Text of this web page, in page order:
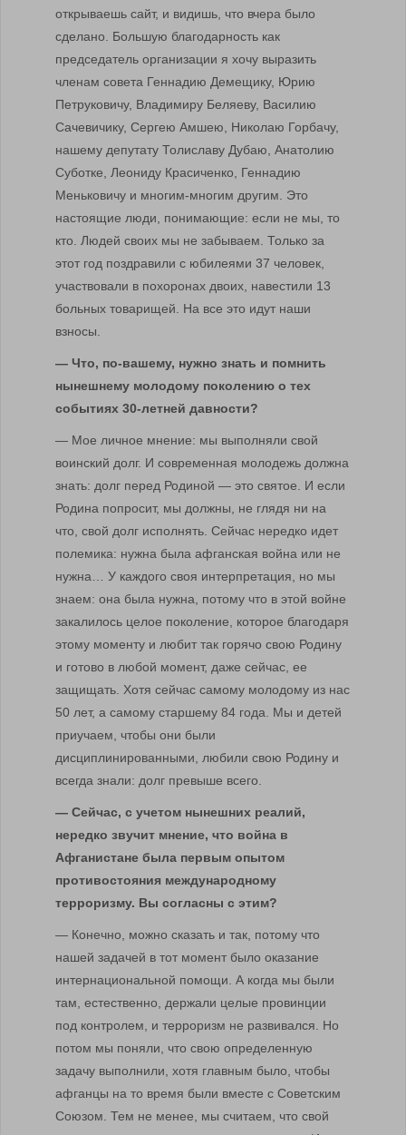
открываешь сайт, и видишь, что вчера было
сделано. Большую благодарность как
председатель организации я хочу выразить
членам совета Геннадию Демещику, Юрию
Петруковичу, Владимиру Беляеву, Василию
Сачевичику, Сергею Амшею, Николаю Горбачу,
нашему депутату Толиславу Дубаю, Анатолию
Суботке, Леониду Красиченко, Геннадию
Меньковичу и многим-многим другим. Это
настоящие люди, понимающие: если не мы, то
кто. Людей своих мы не забываем. Только за
этот год поздравили с юбилеями 37 человек,
участвовали в похоронах двоих, навестили 13
больных товарищей. На все это идут наши
взносы.
— Что, по-вашему, нужно знать и помнить
нынешнему молодому поколению о тех
событиях 30-летней давности?
— Мое личное мнение: мы выполняли свой
воинский долг. И современная молодежь должна
знать: долг перед Родиной — это святое. И если
Родина попросит, мы должны, не глядя ни на
что, свой долг исполнять. Сейчас нередко идет
полемика: нужна была афганская война или не
нужна… У каждого своя интерпретация, но мы
знаем: она была нужна, потому что в этой войне
закалилось целое поколение, которое благодаря
этому моменту и любит так горячо свою Родину
и готово в любой момент, даже сейчас, ее
защищать. Хотя сейчас самому молодому из нас
50 лет, а самому старшему 84 года. Мы и детей
приучаем, чтобы они были
дисциплинированными, любили свою Родину и
всегда знали: долг превыше всего.
— Сейчас, с учетом нынешних реалий,
нередко звучит мнение, что война в
Афганистане была первым опытом
противостояния международному
терроризму. Вы согласны с этим?
— Конечно, можно сказать и так, потому что
нашей задачей в тот момент было оказание
интернациональной помощи. А когда мы были
там, естественно, держали целые провинции
под контролем, и терроризм не развивался. Но
потом мы поняли, что свою определенную
задачу выполнили, хотя главным было, чтобы
афганцы на то время были вместе с Советским
Союзом. Тем не менее, мы считаем, что свой